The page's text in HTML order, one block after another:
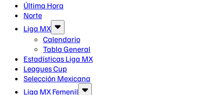
Última Hora
Norte
Liga MX
Calendario
Tabla General
Estadísticas Liga MX
Leagues Cup
Selección Mexicana
Liga MX Femenil